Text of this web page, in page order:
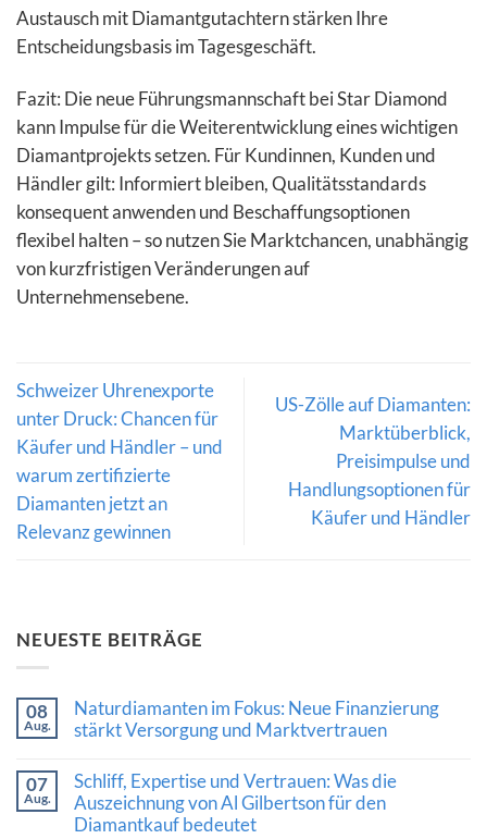
Austausch mit Diamantgutachtern stärken Ihre
Entscheidungsbasis im Tagesgeschäft.
Fazit: Die neue Führungsmannschaft bei Star Diamond
kann Impulse für die Weiterentwicklung eines wichtigen
Diamantprojekts setzen. Für Kundinnen, Kunden und
Händler gilt: Informiert bleiben, Qualitätsstandards
konsequent anwenden und Beschaffungsoptionen
flexibel halten – so nutzen Sie Marktchancen, unabhängig
von kurzfristigen Veränderungen auf
Unternehmensebene.
Schweizer Uhrenexporte
unter Druck: Chancen für
Käufer und Händler – und
warum zertifizierte
Diamanten jetzt an
Relevanz gewinnen
US-Zölle auf Diamanten:
Marktüberblick,
Preisimpulse und
Handlungsoptionen für
Käufer und Händler
NEUESTE BEITRÄGE
08
Aug.
Naturdiamanten im Fokus: Neue Finanzierung
stärkt Versorgung und Marktvertrauen
zu
Naturdiamanten
im
Fokus:
07
Aug.
Schliff, Expertise und Vertrauen: Was die
Auszeichnung von Al Gilbertson für den
Diamantkauf bedeutet